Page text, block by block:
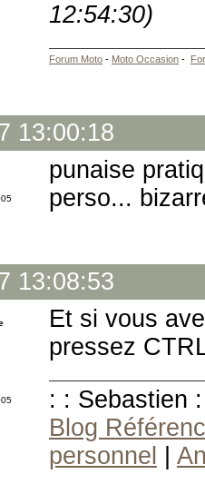
12:54:30)
Forum Moto - Moto Occasion -
13:00:18
punaise
perso...
13:08:53
Et si vous
pressez
: : Sebastien
Blog
personnel